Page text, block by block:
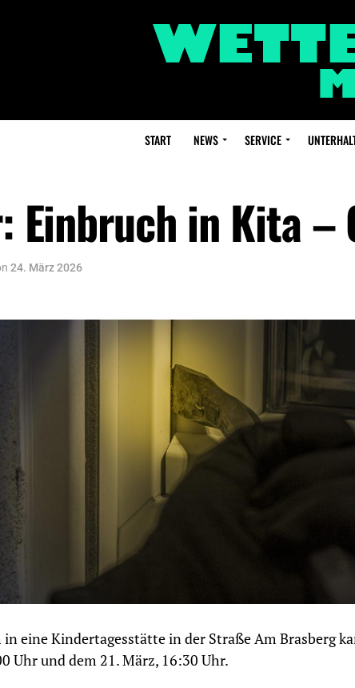
START NEWS SERVICE
Einbruch in Kita –
24. März 2026
eine Kindertagesstätte in der Straße Am Brasberg
Uhr und dem 21. März, 16:30 Uhr.